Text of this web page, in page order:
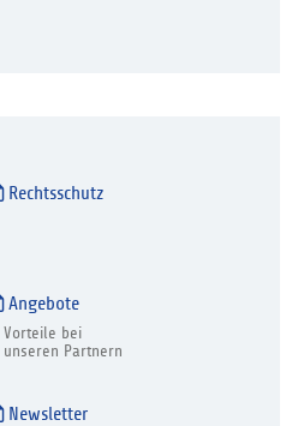
Rechtsschutz
Angebote
Vorteile bei
unseren Partnern
Newsletter